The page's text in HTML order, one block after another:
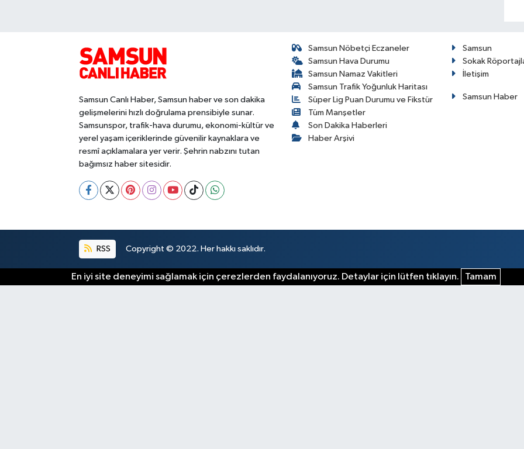
Samsun Canlı Haber, Samsun haber ve son dakika
gelişmelerini hızlı doğrulama prensibiyle sunar.
Samsunspor, trafik-hava durumu, ekonomi-kültür ve
yerel yaşam içeriklerinde güvenilir kaynaklara ve
resmî açıklamalara yer verir. Şehrin nabzını tutan
bağımsız haber sitesidir.
Samsun Nöbetçi Eczaneler
Samsun Hava Durumu
Samsun Namaz Vakitleri
Samsun Trafik Yoğunluk Haritası
Süper Lig Puan Durumu ve Fikstür
Tüm Manşetler
Son Dakika Haberleri
Haber Arşivi
Samsun
Sokak
İletişim
Samsun Haber
RSS Copyright © 2022. Her hakkı saklıdır.
En iyi site deneyimi sağlamak için çerezlerden faydalanıyoruz. Detaylar için lütfen tıklayın. Tamam